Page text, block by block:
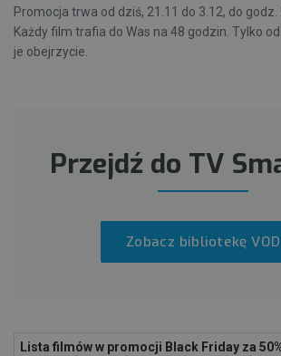
Promocja trwa od dziś, 21.11 do 3.12, do godz.
Każdy film trafia do Was na 48 godzin. Tylko
je obejrzycie.
Przejdź do TV
Zobacz bibliotekę VOD
Lista filmów w promocji Black Friday za